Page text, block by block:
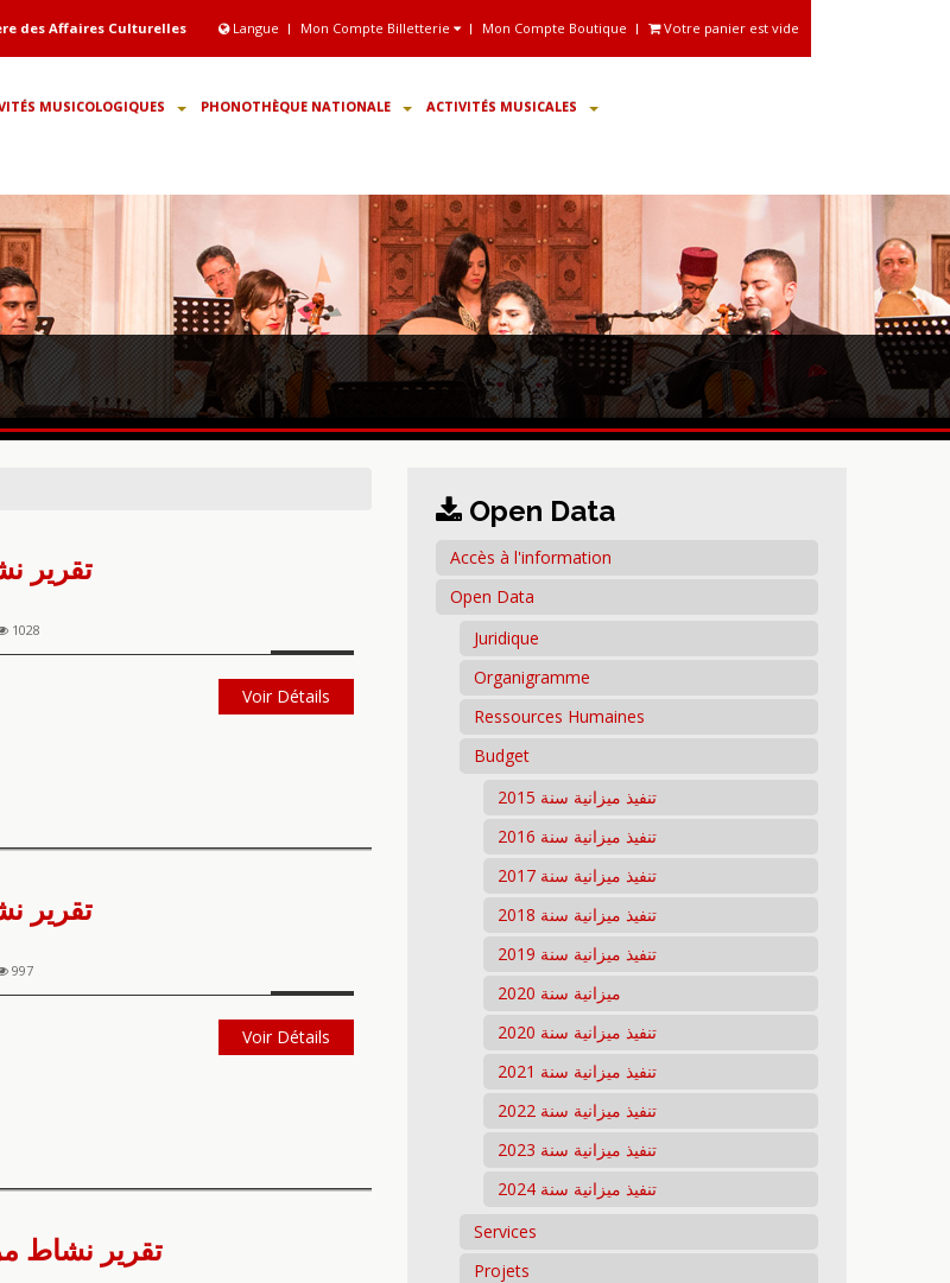
des Affaires Culturelles Langue Mon Compte Billetterie Mon Compte Boutique Votre panier est vide
MUSICOLOGIQUES PHONOTHÈQUE NATIONALE ACTIVITÉS MUSICALES
تقرير
1028
Voir Détails
تقرير
997
Voir Détails
تقرير نشاط
Open Data
Accès à l'information
Open Data
Juridique
Organigramme
Ressources Humaines
Budget
تنفيذ ميزانية سنة 2015
تنفيذ ميزانية سنة 2016
تنفيذ ميزانية سنة 2017
تنفيذ ميزانية سنة 2018
تنفيذ ميزانية سنة 2019
ميزانية سنة 2020
تنفيذ ميزانية سنة 2020
تنفيذ ميزانية سنة 2021
تنفيذ ميزانية سنة 2022
تنفيذ ميزانية سنة 2023
تنفيذ ميزانية سنة 2024
Services
Projets